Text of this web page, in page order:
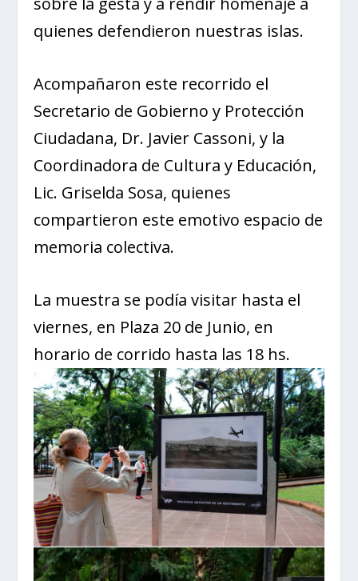
quienes defendieron nuestras islas.
Acompañaron este recorrido el
Secretario de Gobierno y Protección
Ciudadana, Dr. Javier Cassoni, y la
Coordinadora de Cultura y Educación,
Lic. Griselda Sosa, quienes
compartieron este emotivo espacio de
memoria colectiva.
La muestra se podía visitar hasta el
viernes, en Plaza 20 de Junio, en
horario de corrido hasta las 18 hs.